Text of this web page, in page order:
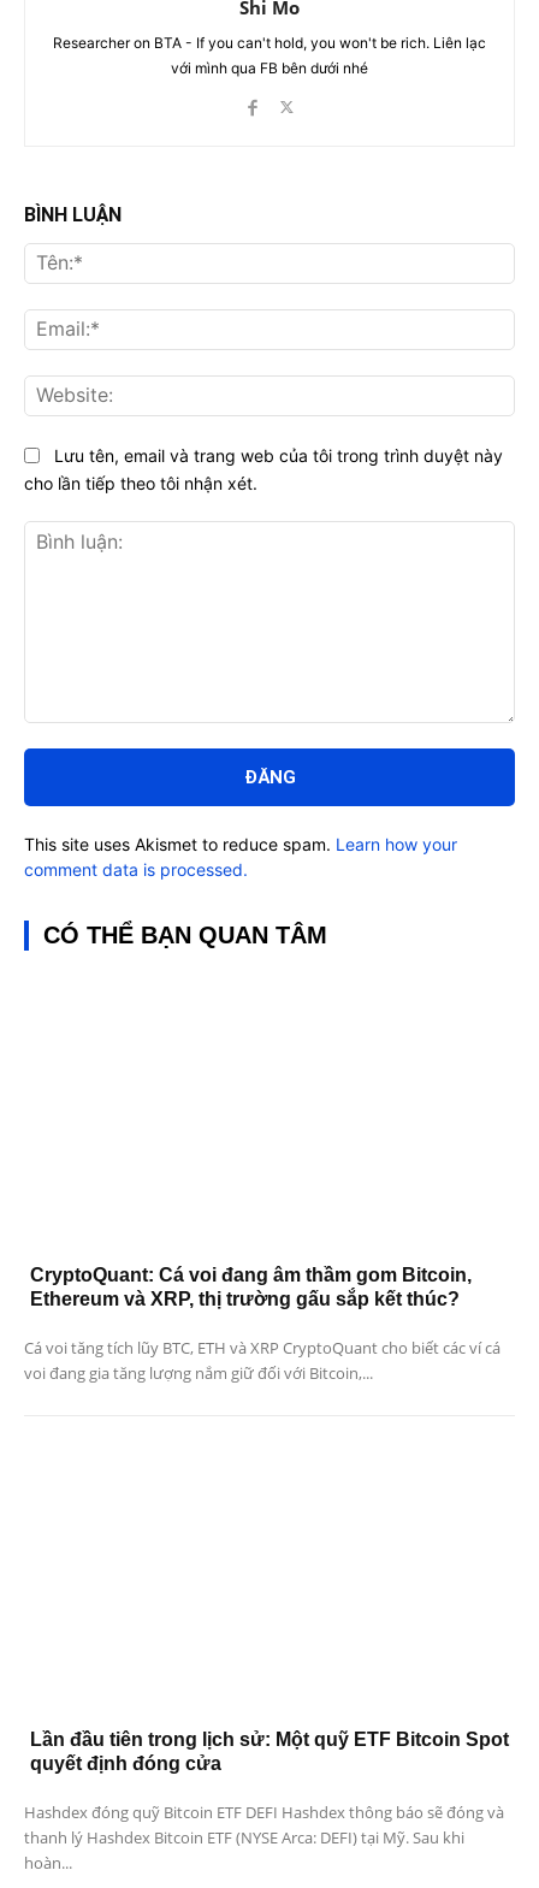
Shi Mo
Researcher on BTA - If you can't hold, you won't be rich. Liên lạc
với mình qua FB bên dưới nhé
BÌNH LUẬN
luận:
Lưu tên, email và trang web của tôi trong trình duyệt này
cho lần tiếp theo tôi nhận xét.
This site uses Akismet to reduce spam. Learn how your
comment data is processed.
CÓ THỂ BẠN QUAN TÂM
CryptoQuant: Cá voi đang âm thầm gom Bitcoin,
Ethereum và XRP, thị trường gấu sắp kết thúc?
Cá voi tăng tích lũy BTC, ETH và XRP CryptoQuant cho biết các ví cá
voi đang gia tăng lượng nắm giữ đối với Bitcoin,...
Lần đầu tiên trong lịch sử: Một quỹ ETF Bitcoin Spot
quyết định đóng cửa
Hashdex đóng quỹ Bitcoin ETF DEFI Hashdex thông báo sẽ đóng và
thanh lý Hashdex Bitcoin ETF (NYSE Arca: DEFI) tại Mỹ. Sau khi
hoàn...